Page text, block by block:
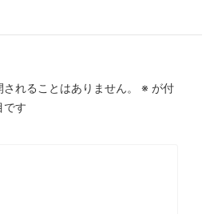
れることはありません。 ※ が付
です